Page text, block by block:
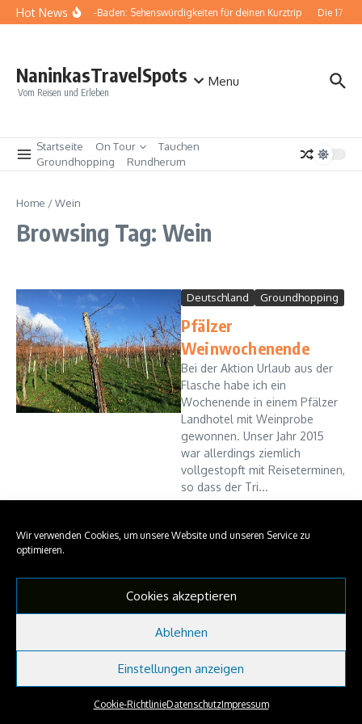
Wir verwenden Cookies, um unsere Website und unseren Service zu
optimieren.
Cookies akzeptieren
Ablehnen
Einstellungen anzeigen
Cookie-RichtlinieDatenschutzImpressum
Zum Inhalt springen
Hot NewsBaden-Baden: Sehenswürdigkeiten für deinen Kurztrip Die 17
NaninkasTravelSpots
Vom Reisen und Erleben
Menu
Startseite On Tour
Tauchen
Groundhopping
Rundherum
Home /Wein
Browsing Tag: Wein
Deutschland Groundhopping
Pfälzer
Weinwochenende
Bei der Aktion Urlaub aus der
Flasche habe ich ein
Wochenende in einem Pfälzer
Landhotel mit Weinprobe
gewonnen. Unser Jahr 2015
war allerdings ziemlich
vollgestopft mit Reiseterminen,
so dass der Tri...
Copyright © 2026 NaninkasTravelSpots | Präsentiert von
Nachrichtenmagazin X